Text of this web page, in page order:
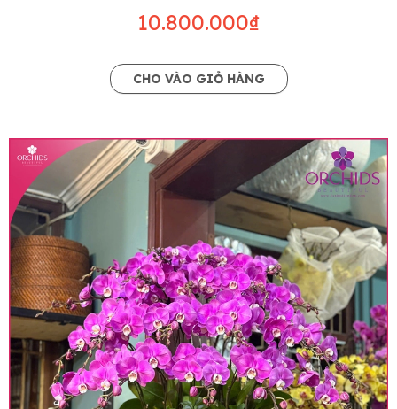
10.800.000₫
CHO VÀO GIỎ HÀNG